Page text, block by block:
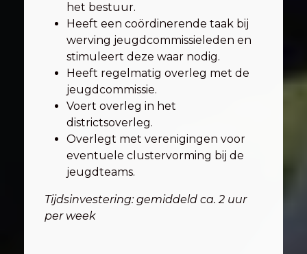
het bestuur.
Heeft een coördinerende taak bij
werving jeugdcommissieleden en
stimuleert deze waar nodig.
Heeft regelmatig overleg met de
jeugdcommissie.
Voert overleg in het
districtsoverleg.
Overlegt met verenigingen voor
eventuele clustervorming bij de
jeugdteams.
Tijdsinvestering: gemiddeld ca. 2 uur
per week